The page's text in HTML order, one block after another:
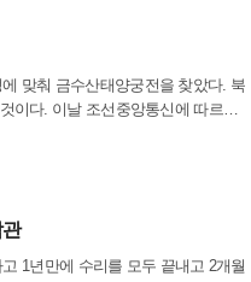
맞춰 금수산태양궁전을 찾았다. 북
이다. 이날 조선중앙통신에 따르면
4대 세습의 후계자로 점쳐지는 김
관
1년만에 수리를 모두 끝내고 2개월